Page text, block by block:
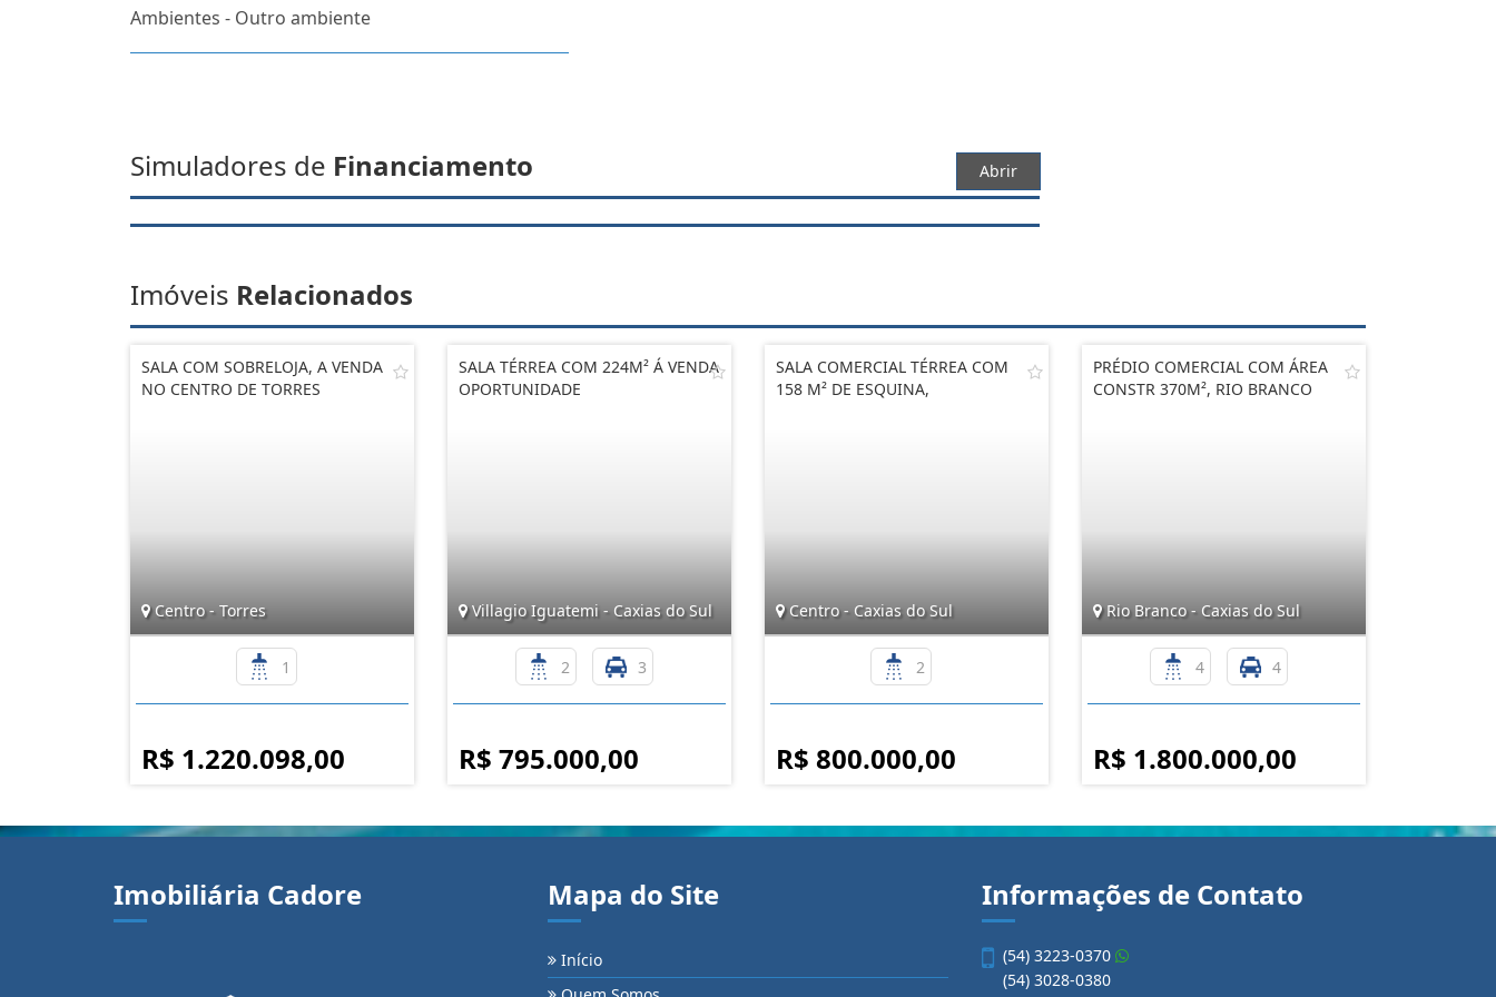
Ambientes - Outro ambiente
Simuladores de Financiamento Abrir
Imóveis Relacionados
SALA COM SOBRELOJA, A VENDA
NO CENTRO DE TORRES
Centro - Torres
1
R$ 1.220.098,00
SALA TÉRREA COM 224M² Á VENDA
OPORTUNIDADE
Villagio Iguatemi - Caxias do Sul
2 3
R$ 795.000,00
SALA COMERCIAL TÉRREA COM
158 M² DE ESQUINA,
Centro - Caxias do Sul
2
R$ 800.000,00
PRÉDIO COMERCIAL COM ÁREA
CONSTR 370M², RIO BRANCO
Rio Branco - Caxias do Sul
4 4
R$ 1.800.000,00
Imobiliária Cadore Mapa do Site
Início
Informações de Contato
(54) 3223-0370
(54) 3028-0380